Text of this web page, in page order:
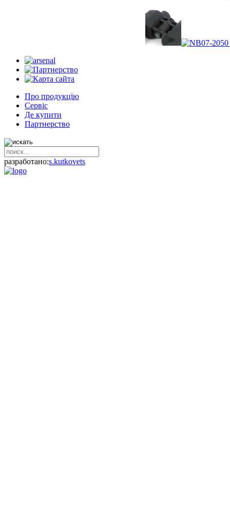
Про продукцію
Сервіс
Де купити
Партнерство
разработано:s.kutkovets